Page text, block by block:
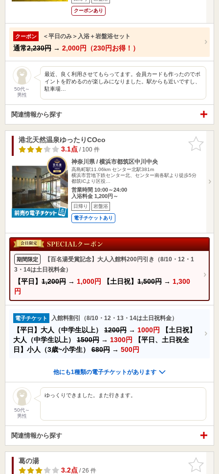
クーポンあり
クーポン ＜平日のみ＞入浴＋岩盤浴セット
通常2,230円 → 2,000円（230円お得！）
50代～
男性
最近、良く利用させてもらってます。会員カードも作ったのでポ
イントを貯めるのが楽しみになりました。駅からも近いですし、
駐車場…
関連情報から探す
お気に入
りに追加
港北天然温泉ゆったりCOco
3.1点/ 100 件
神奈川県 / 横浜市都筑区中川中央
高島町駅11.06km センター北駅381m
横浜市営地下鉄センター北、センター南各駅より徒歩5分
都筑ICより区役…
営業時間 10:00～24:00
入浴料金 1,200円～
日帰り 岩盤浴
電子チケットあり
期間限定
【百名湯受賞記念】大人入館料200円引き（8/10・12・1
3・14は土日祝料金）
【平日】 1,200円 → 1,000円 【土日祝】 1,500円 → 1,300
円
電子チケット 入館料割引（8/10・12・13・14は土日祝料金）
【平日】大人（中学生以上） 1200円 → 1000円
【土日祝】
大人（中学生以上） 1500円 → 1300円
【平日、土日祝全
日】小人（3歳~小学生） 680円 → 500円
他にも1種類の電子チケットがあります
50代～
男性
ゆっくりできました。また行きます。
関連情報から探す
お気に入
りに追加
葛の湯
3.2点/ 26 件